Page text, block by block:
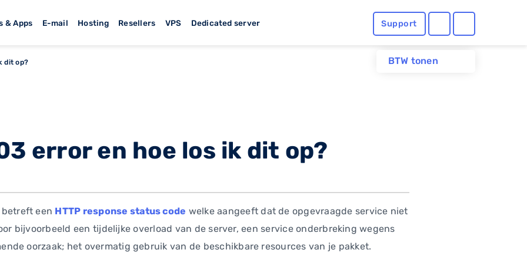
& Apps E-mail Hosting Resellers VPS Dedicated server Support
BTW tonen
dit op?
error en hoe los ik dit op?
betreft een HTTP response status code welke aangeeft dat de opgevraagde service niet
bijvoorbeeld een tijdelijke overload van de server, een service onderbreking wegens
oorzaak; het overmatig gebruik van de beschikbare resources van je pakket.